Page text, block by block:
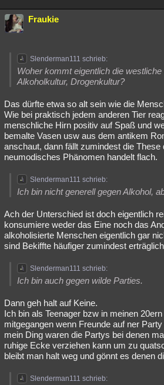
Fraukie
Slenderman111 schrieb:
Woher kommt eigentlich die
Alkoholkultur, Drogenkultur?
Das dürfte etwa so alt sein wie die
Wie bei praktisch jedem anderen Tier
menschliche Hirn positiv auf Spaß und
bemalte Vasen usw aus dem antikem
anschaut, dann fällt zumindest die
neumodisches Phänomen handelt flach.
Slenderman111 schrieb:
Ich bin nicht generell gegen Alkohol,
Ach der Unterschied ist doch eigentlich
konsumiere weder das Eine noch das
alkoholisierte Menschen eigentlich gar
sind Bekiffte häufiger zumindest
Slenderman111 schrieb:
Ich bin auch gegen wilde Parties.
Dann geh halt auf Keine.
Ich bin als Teenager bzw in meinen
mitgegangen wenn Freunde auf ner
mein Ding waren die Partys bei denen
ruhige Ecke verziehen kann um zu
bleibt man halt weg und gönnt es denen
Slenderman111 schrieb: